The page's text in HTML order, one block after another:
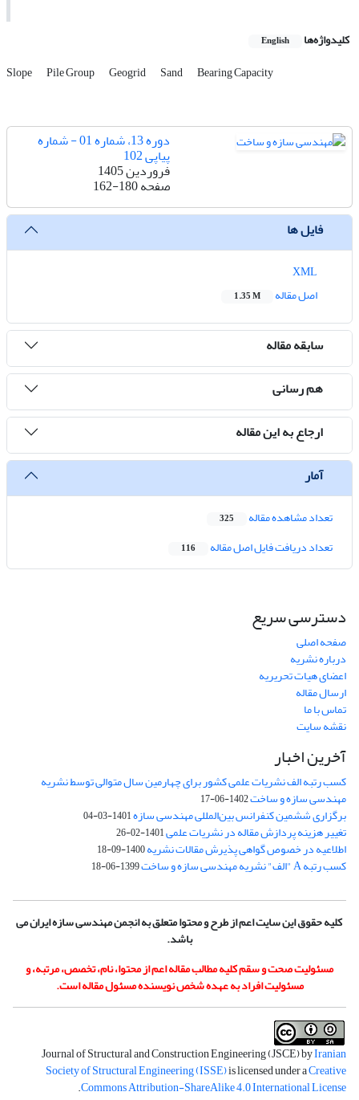
کلیدواژه‌ها English
Slope Pile Group Geogrid Sand Bearing Capacity
دوره 13، شماره 01 - شماره
پیاپی 102
فروردین 1405
صفحه162-180
فایل ها
اصل مقاله
1.35 M
سابقه مقاله
هم رسانی
ارجاع به این مقاله
آمار
تعداد مشاهده مقاله 325
تعداد دریافت فایل اصل مقاله 116
دسترسی سریع
صفحه اصلی
درباره نشریه
اعضای هیات تحریریه
ارسال مقاله
تماس با ما
نقشه سایت
آخرین اخبار
کسب رتبه الف نشریات علمی کشور برای چهارمین سال متوالی توسط نشریه
مهندسی سازه و ساخت1402-06-17
برگزاری ششمین کنفرانس بین‌المللی مهندسی سازه1401-03-04
تغییر هزینه پردازش مقاله در نشریات علمی1401-02-26
اطلاعیه در خصوص گواهی پذیرش مقالات نشریه1400-09-18
کسب رتبه A "الف" نشریه مهندسی سازه و ساخت 1399-06-18
کلیه حقوق این سایت اعم از طرح و محتوا متعلق به انجمن مهندسی سازه ایران می
باشد.
مسئولیت صحت و سقم کلیه مطالب مقاله اعم از محتوا، نام، تخصص، مرتبه، و
مسئولیت افراد به عهده شخص نویسنده مسئول مقاله است.
Journal of Structural and Construction Engineering (JSCE) byIranian
Society of Structural Engineering (ISSE)is licensed under aCreative
Commons Attribution-ShareAlike 4.0 International License
.